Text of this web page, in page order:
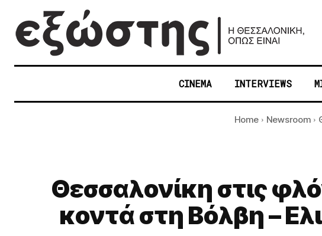
CINEMA INTERVIEWS
Home Newsroom
Θεσσαλονίκη στις
κοντά στη Βόλβη –